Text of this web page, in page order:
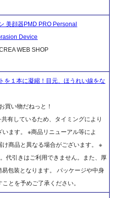
美顔器PMD PRO Personal
Device
WEB SHOP
を１本に凝縮！目元、ほうれい線をな
買い物だねっと！
有しているため、タイミングにより
ます。 ※商品リニューアル等によ
商品と異なる場合がございます。 ※
代引きはご利用できません。また、厚
包装となります。 パッケージや中身
とを予めご了承ください。